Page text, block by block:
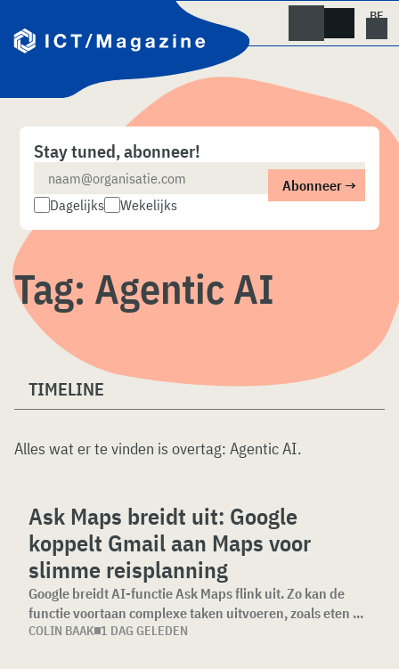
naar
content
Stay tuned, abonneer!
Dagelijks Wekelijks
Tag: Agentic AI
TIMELINE
Alles wat er te vinden is overtag: Agentic AI.
Ask Maps breidt uit: Google
koppelt Gmail aan Maps voor
slimme reisplanning
Google breidt AI-functie Ask Maps flink uit. Zo kan de
functie voortaan complexe taken uitvoeren, zoals eten ...
COLIN BAAK 1 DAG GELEDEN